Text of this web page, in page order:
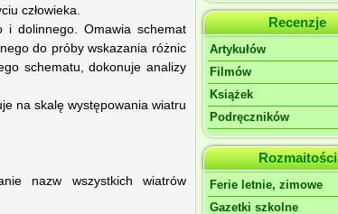
człowieka.
i dolinnego. Omawia schemat
do próby wskazania różnic
schematu, dokonuje analizy
na skalę występowania wiatru
nazw wszystkich wiatrów
Recenzje
Artykułów
Filmów
Książek
Podręczników
Rozmaitości
Ferie letnie, zimowe
Gazetki szkolne